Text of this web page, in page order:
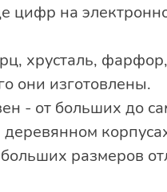
цифр на
хрусталь,
они изготовлены.
- от больших до
размеров